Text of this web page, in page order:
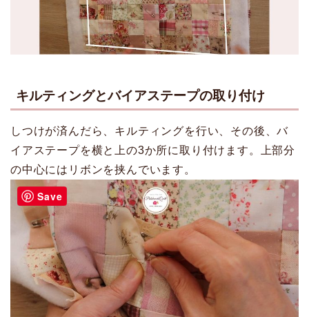
キルティングとバイアステープの取り付け
しつけが済んだら、キルティングを行い、その後、バ
イアステープを横と上の3か所に取り付けます。上部分
の中心にはリボンを挟んでいます。
Save